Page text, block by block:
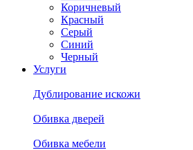
Коричневый
Красный
Серый
Синий
Черный
Услуги
Дублирование искожи
Обивка дверей
Обивка мебели